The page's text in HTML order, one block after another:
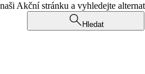
Akční stránku a vyhledejte
Hledat